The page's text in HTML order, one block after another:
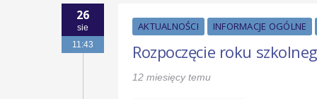
26
sie
11:43
AKTUALNOŚCI INFORMACJE OGÓLNE
Rozpoczęcie roku
12 miesięcy temu